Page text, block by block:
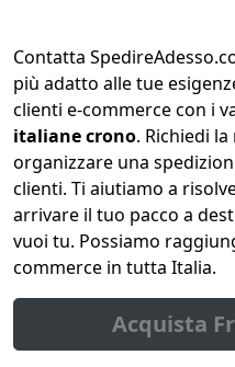
Contatta
più adatto alle tue
clienti e-commerce con i
italiane crono. Richiedi
organizzare una
clienti. Ti aiutiamo a
arrivare il tuo pacco a
vuoi tu. Possiamo
commerce in tutta Italia.
Acquista